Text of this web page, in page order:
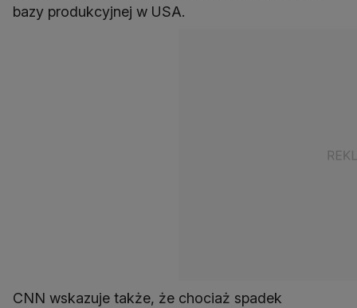
bazy produkcyjnej w USA.
CNN wskazuje także, że chociaż spadek